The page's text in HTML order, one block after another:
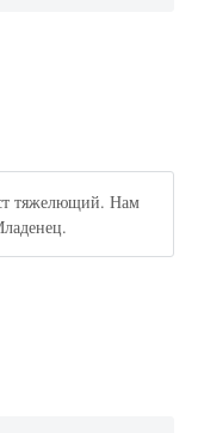
тяжелющий. Нам